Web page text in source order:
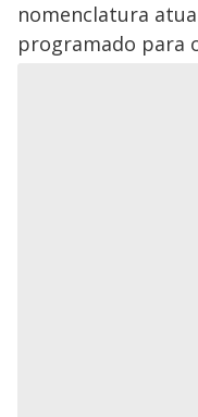
nomenclatura
programado para